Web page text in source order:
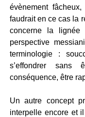
évènement
faudrait en ce cas la
concerne la
perspective
terminologie :
s’effondrer
conséquence, être
Un autre concept
interpelle encore et